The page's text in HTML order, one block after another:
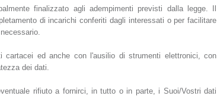
finalizzato agli adempimenti previsti dalla legge. Il
di incarichi conferiti dagli interessati o per facilitare
cartacei ed anche con l'ausilio di strumenti elettronici, con
dei dati.
rifiuto a fornirci, in tutto o in parte, i Suoi/Vostri dati